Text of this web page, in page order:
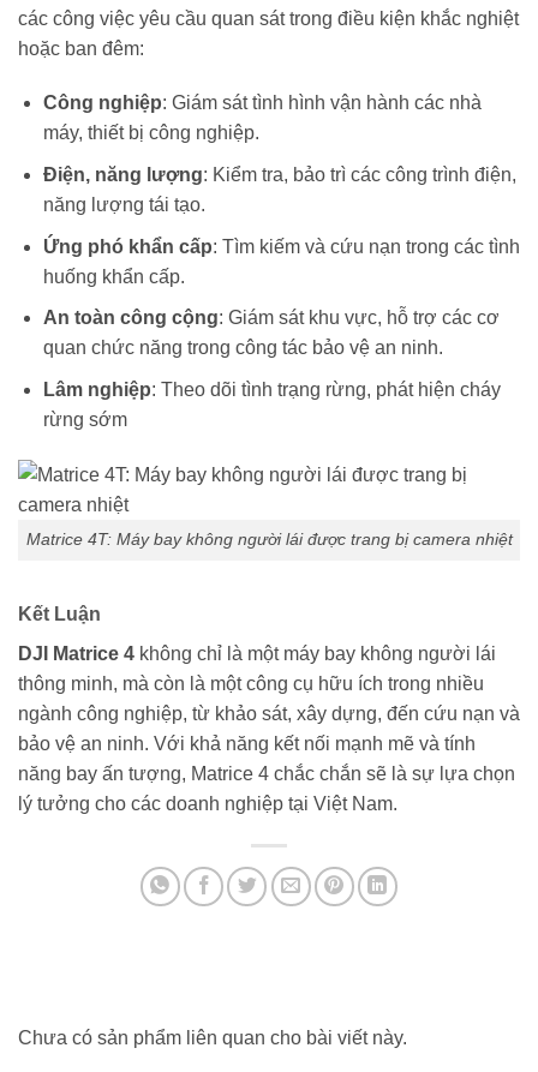
các công việc yêu cầu quan sát trong điều kiện khắc nghiệt
hoặc ban đêm:
Công nghiệp: Giám sát tình hình vận hành các nhà
máy, thiết bị công nghiệp.
Điện, năng lượng: Kiểm tra, bảo trì các công trình điện,
năng lượng tái tạo.
Ứng phó khẩn cấp: Tìm kiếm và cứu nạn trong các tình
huống khẩn cấp.
An toàn công cộng: Giám sát khu vực, hỗ trợ các cơ
quan chức năng trong công tác bảo vệ an ninh.
Lâm nghiệp: Theo dõi tình trạng rừng, phát hiện cháy
rừng sớm
Matrice 4T: Máy bay không người lái được trang bị camera nhiệt
Kết Luận
DJI Matrice 4 không chỉ là một máy bay không người lái
thông minh, mà còn là một công cụ hữu ích trong nhiều
ngành công nghiệp, từ khảo sát, xây dựng, đến cứu nạn và
bảo vệ an ninh. Với khả năng kết nối mạnh mẽ và tính
năng bay ấn tượng, Matrice 4 chắc chắn sẽ là sự lựa chọn
lý tưởng cho các doanh nghiệp tại Việt Nam.
Chưa có sản phẩm liên quan cho bài viết này.